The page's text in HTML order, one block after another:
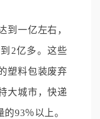
到一亿左右，
2亿多。这些
塑料包装废弃
大城市，快递
93％以上。